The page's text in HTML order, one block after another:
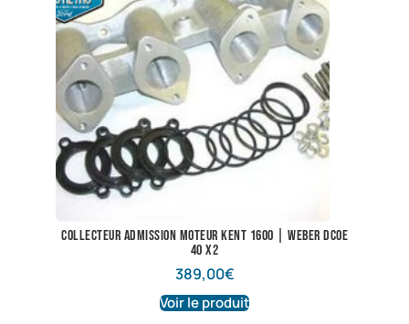
Collecteur admission moteur Kent 1600 | Weber DCOE
40 X2
389,00€
Voir le produit